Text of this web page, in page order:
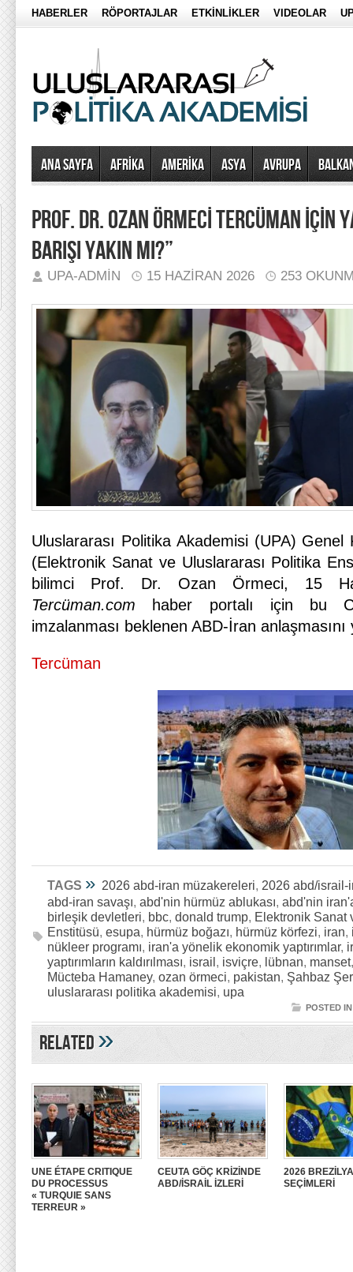
HABERLER RÖPORTAJLAR ETKİNLİKLER VIDEOLAR
Ana Sayfa AFRİKA AMERİKA ASYA AVRUPA
PROF. DR. OZAN ÖRMECİ TERCÜMAN İÇİN
BARIŞI YAKIN MI?”
UPA-ADMIN 15 HAZIRAN 2026 253
Uluslararası Politika Akademisi (UPA)
(Elektronik Sanat ve Uluslararası Politika
bilimci Prof. Dr. Ozan Örmeci, 15
Tercüman.com haber portalı için bu
imzalanması beklenen ABD-İran anlaşmasını
Tercüman
TAGS » 2026 abd-iran müzakereleri, 2026 abd/israil-
abd-iran savaşı, abd'nin hürmüz ablukası, abd'nin
birleşik devletleri, bbc, donald trump, Elektronik Sanat
Enstitüsü, esupa, hürmüz boğazı, hürmüz körfezi, iran,
nükleer programı, iran'a yönelik ekonomik yaptırımlar,
yaptırımların kaldırılması, israil, isviçre, lübnan, manset
Mücteba Hamaney, ozan örmeci, pakistan, Şahbaz
uluslararası politika akademisi, upa
POSTED IN
Related»
UNE ÉTAPE CRITIQUE
DU PROCESSUS
« TURQUIE SANS
TERREUR »
CEUTA GÖÇ KRİZİNDE
ABD/İSRAİL İZLERİ
2026 BREZİLYA
SEÇİMLERİ